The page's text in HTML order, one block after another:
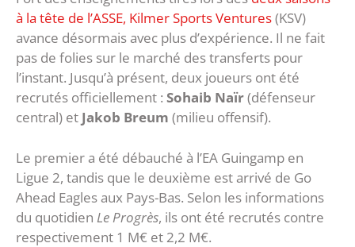
à la tête de l’ASSE, Kilmer Sports Ventures(KSV)
avance désormais avec plus d’expérience. Il ne fait
pas de folies sur le marché des transferts pour
l’instant. Jusqu’à présent, deux joueurs ont été
recrutés officiellement : Sohaib Naïr(défenseur
central) et Jakob Breum (milieu offensif).
Le premier a été débauché à l’EA Guingamp en
Ligue 2, tandis que le deuxième est arrivé de Go
Ahead Eagles aux Pays-Bas. Selon les informations
du quotidien Le Progrès, ils ont été recrutés contre
respectivement 1 M€ et 2,2 M€.